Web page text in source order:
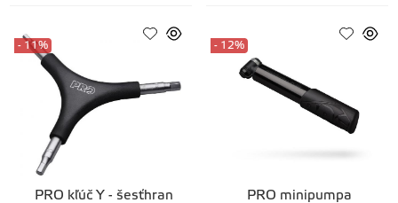
PRO kľúč Y - šesťhran
- 11%
PRO minipumpa
- 12%